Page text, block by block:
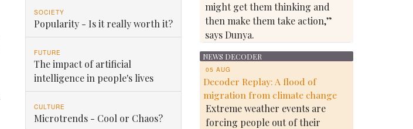
SOCIETY
Popularity - Is it really worth it?
FUTURE
The impact of artificial
intelligence in people's lives
CULTURE
Microtrends - Cool or Chaos?
might get them thinking and
then make them take action,”
says Dunya.
NEWS DECODER
05 AUG
Decoder Replay: A flood of
migration from climate change
Extreme weather events are
forcing people out of their